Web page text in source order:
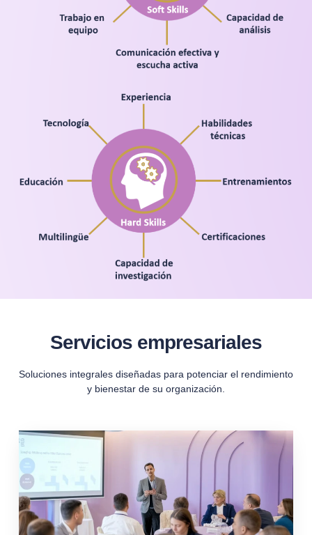
Servicios empresariales
Soluciones integrales diseñadas para potenciar el rendimiento
y bienestar de su organización.